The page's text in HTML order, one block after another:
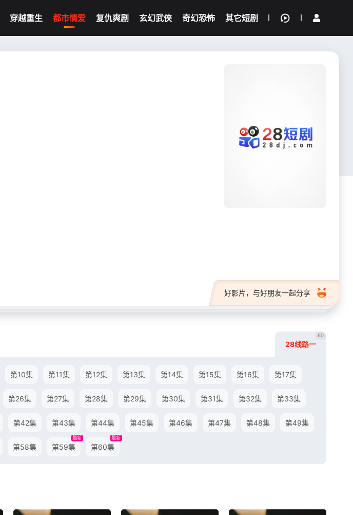
穿越重生 都市情爱 复仇爽剧 玄幻武侠 奇幻恐怖 其它短剧
我的观影记录
好影片，与好朋友一起分享
28线路一
60
第10集 第11集 第12集 第13集 第14集 第15集 第16集 第17集
第26集 第27集 第28集 第29集 第30集 第31集 第32集 第33集
第42集 第43集 第44集 第45集 第46集 第47集 第48集 第49集
第58集 第59集
最新
第60集
最新